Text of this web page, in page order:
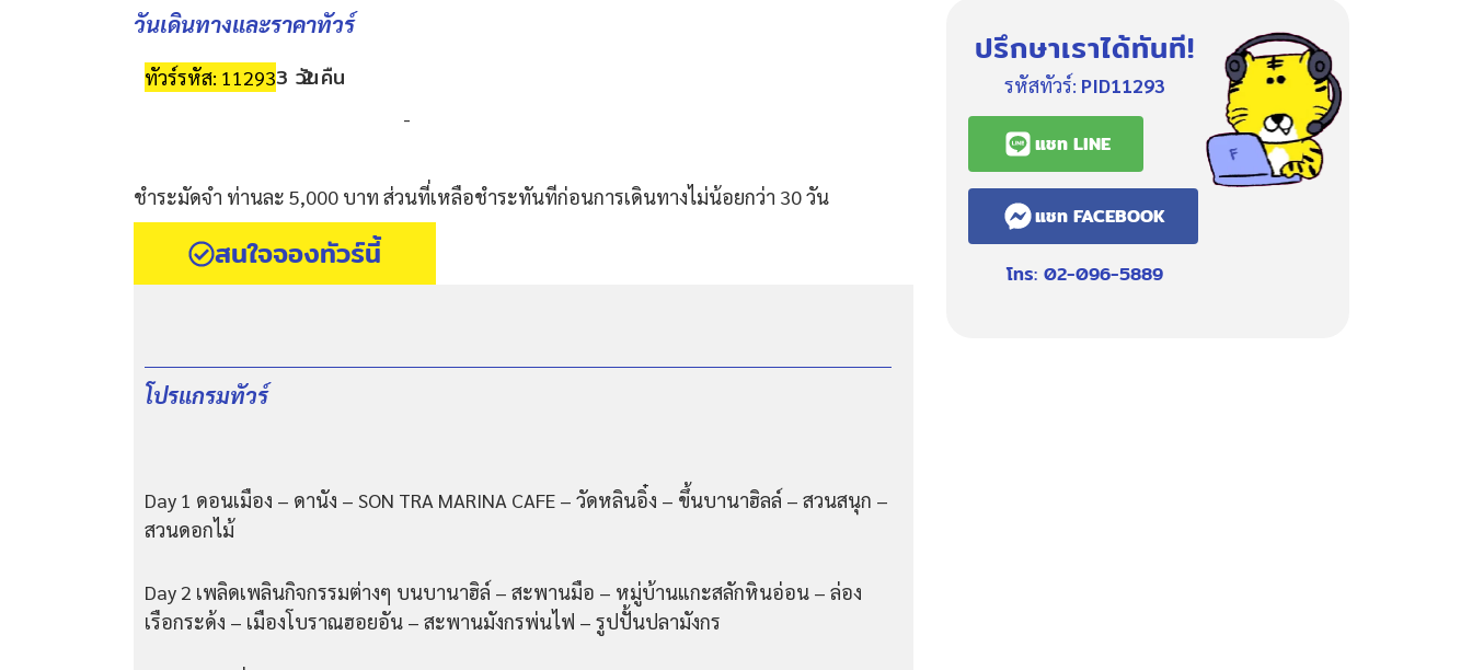
วันเดินทางและราคาทัวร์
ทัวร์รหัส: 112933 วัน2 คืน
-
ชำระมัดจำ ท่านละ 5,000 บาท ส่วนที่เหลือชำระทันทีก่อนการเดินทางไม่น้อยกว่า 30 วัน
สนใจจองทัวร์นี้
โปรแกรมทัวร์
Day 1 ดอนเมือง – ดานัง – SON TRA MARINA CAFE – วัดหลินอิ๋ง – ขึ้นบานาฮิลล์ – สวนสนุก –
สวนดอกไม้
Day 2 เพลิดเพลินกิจกรรมต่างๆ บนบานาฮิล์ – สะพานมือ – หมู่บ้านแกะสลักหินอ่อน – ล่อง
เรือกระด้ง – เมืองโบราณฮอยอัน – สะพานมังกรพ่นไฟ – รูปปั้นปลามังกร
ปรึกษาเราได้ทันที!
รหัสทัวร์: PID11293
แชท LINE
แชท FACEBOOK
โทร: 02-096-5889